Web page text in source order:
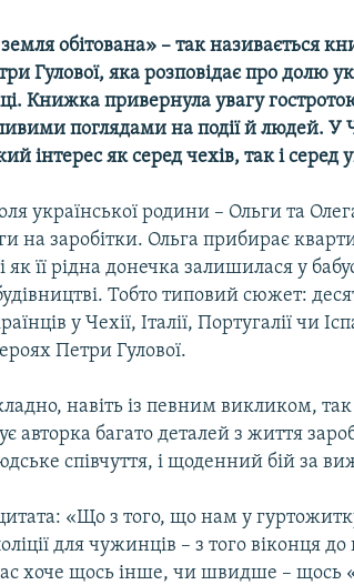
обітована» – так називається
Гулової, яка розповідає про долю
Книжка привернула увагу
поглядами на події й людей. У
інтерес як серед чехів, так і серед
української родини – Ольги та
на заробітки. Ольга прибирає
її рідна донечка залишилася у
Тобто типовий сюжет:
у Чехії, Італії, Португалії чи
Петри Гулової.
навіть із певним викликом,
авторка багато деталей з життя
співчуття, і щоденний бій за
«Що з того, що нам у
для чужинців – з того віконця
хоче щось інше, чи швидше – щось